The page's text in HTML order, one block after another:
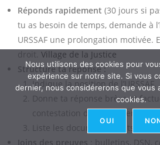
Réponds rapidement (30 jours si
tu as besoin de temps, demande à
URSSAF une prolongation motivée.
droit. Village de la Justice
Structure ta réponse :
Indique la position de l’URSSAF.
Donne ta réponse brève et
contestation du redressement
Liste les documents joints
Joins des preuves : bulletins, DSN,
Nous utilisons des cookies pour
expérience sur notre site. Si vous
dernier, nous considérerons que vous
cookies.
OUI